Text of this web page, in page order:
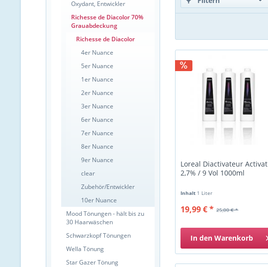
Oxydant, Entwickler
Richesse de Diacolor 70%
Grauabdeckung
Richesse de Diacolor
4er Nuance
5er Nuance
1er Nuance
2er Nuance
3er Nuance
6er Nuance
7er Nuance
8er Nuance
9er Nuance
clear
Zubehör/Entwickler
10er Nuance
Mood Tönungen - hält bis zu
30 Haarwäschen
Schwarzkopf Tönungen
Wella Tönung
Star Gazer Tönung
Loreal Diactivateur Activat
2,7% / 9 Vol 1000ml
Inhalt 1 Liter
25,00 € *
19,99 € *
In den Warenkorb